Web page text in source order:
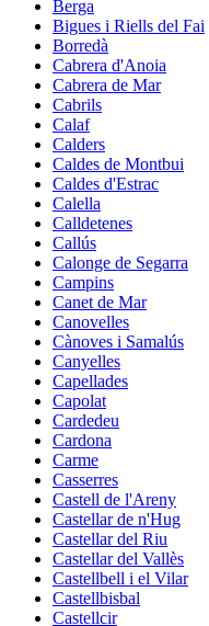
Berga
Bigues i Riells del Fai
Borredà
Cabrera d'Anoia
Cabrera de Mar
Cabrils
Calaf
Calders
Caldes de Montbui
Caldes d'Estrac
Calella
Calldetenes
Callús
Calonge de Segarra
Campins
Canet de Mar
Canovelles
Cànoves i Samalús
Canyelles
Capellades
Capolat
Cardedeu
Cardona
Carme
Casserres
Castell de l'Areny
Castellar de n'Hug
Castellar del Riu
Castellar del Vallès
Castellbell i el Vilar
Castellbisbal
Castellcir